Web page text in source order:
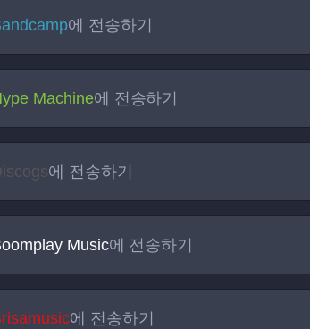
에 전송하기
Machine에 전송하기
에 전송하기
Music에 전송하기
에 전송하기